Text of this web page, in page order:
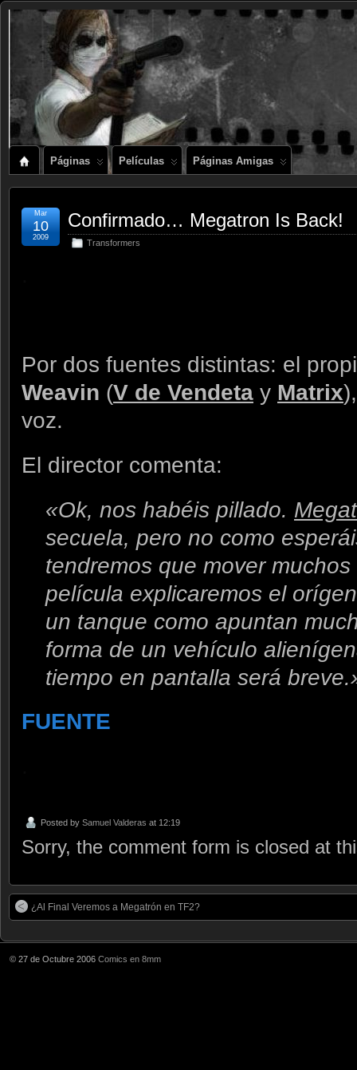
Páginas Películas Páginas Amigas
Confirmado… Megatron Is Back!
Transformers
Mar
10
2009
Por dos fuentes distintas: el
Weavin (V de Vendeta y Matrix
voz.
El director comenta:
«Ok, nos habéis pillado.
secuela, pero no como
tendremos que mover
película explicaremos el
un tanque como apuntan
forma de un vehículo
tiempo en pantalla será
FUENTE
Posted by Samuel Valderas at 12:19
Sorry, the comment form is closed at
¿Al Final Veremos a Megatrón en TF2?
© 27 de Octubre 2006 Comics en 8mm